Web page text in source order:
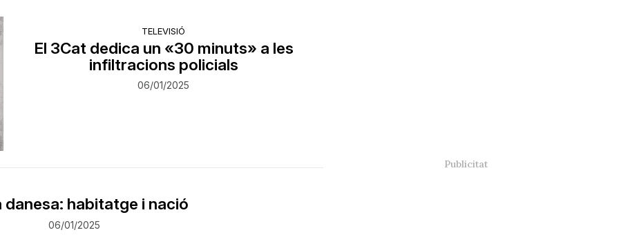
TELEVISIÓ
El 3Cat dedica un «30 minuts» a les
infiltracions policials
06/01/2025
danesa: habitatge i nació
06/01/2025